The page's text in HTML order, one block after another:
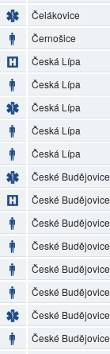
Čelákovice
Černošice
Česká Lípa
Česká Lípa
Česká Lípa
Česká Lípa
Česká Lípa
České Budějovice
České Budějovice
České Budějovice
České Budějovice
České Budějovice
České Budějovice
České Budějovice
České Budějovice